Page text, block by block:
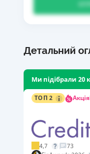
Детальний
Ми підібрали 20
ТОП 2 Акція
4,7
73